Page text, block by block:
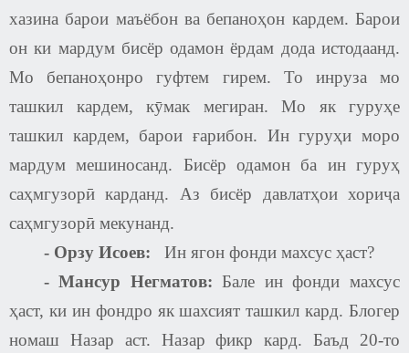
хазина барои маъёбон ва бепаноҳон кардем. Барои
он ки мардум бисёр одамон ёрдам дода истодаанд.
Мо бепаноҳонро гуфтем гирем. То инруза мо
ташкил кардем, кӯмак мегиран. Мо як гуруҳе
ташкил кардем, барои ғарибон. Ин гуруҳи моро
мардум мешиносанд. Бисёр одамон ба ин гуруҳ
саҳмгузорӣ карданд. Аз бисёр давлатҳои хориҷа
саҳмгузорӣ мекунанд.
- Орзу Исоев: Ин ягон фонди махсус ҳаст?
-Мансур Негматов: Бале ин фонди махсус
ҳаст, ки ин фондро як шахсият ташкил кард. Блогер
номаш Назар аст. Назар фикр кард. Баъд 20-то